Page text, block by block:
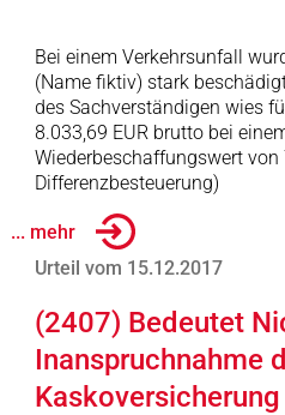
Bei einem Verkehrsunfall
(Name fiktiv) stark
des Sachverständigen wies
8.033,69 EUR brutto bei
Wiederbeschaffungswert von
Differenzbesteuerung)
... mehr
Urteil vom 15.12.2017
(2407) Bedeutet
Inanspruchnahme